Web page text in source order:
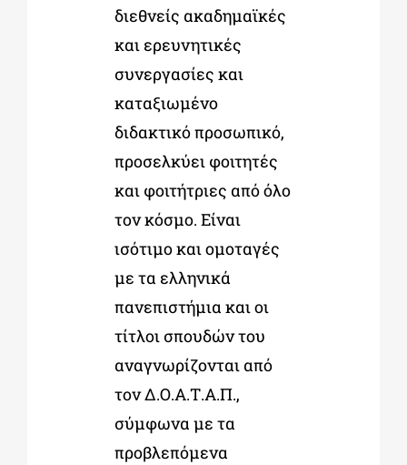
διεθνείς ακαδημαϊκές
και ερευνητικές
συνεργασίες και
καταξιωμένο
διδακτικό προσωπικό,
προσελκύει φοιτητές
και φοιτήτριες από όλο
τον κόσμο. Είναι
ισότιμο και ομοταγές
με τα ελληνικά
πανεπιστήμια και οι
τίτλοι σπουδών του
αναγνωρίζονται από
τον Δ.Ο.Α.Τ.Α.Π.,
σύμφωνα με τα
προβλεπόμενα